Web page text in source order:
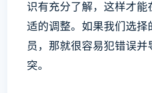
识有充分了解，这样才
适的调整。如果我们选
员，那就很容易犯错误
突。